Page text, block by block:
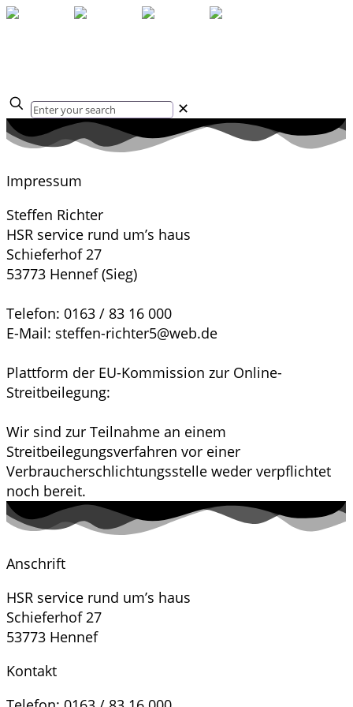
✕
Impressum
Steffen Richter
HSR service rund um’s haus
Schieferhof 27
53773 Hennef (Sieg)
Telefon: 0163 / 83 16 000
E-Mail: steffen-richter5@web.de
Plattform der EU-Kommission zur Online-
Streitbeilegung:
Wir sind zur Teilnahme an einem
Streitbeilegungsverfahren vor einer
Verbraucherschlichtungsstelle weder verpflichtet
noch bereit.
Anschrift
HSR service rund um’s haus
Schieferhof 27
53773 Hennef
Kontakt